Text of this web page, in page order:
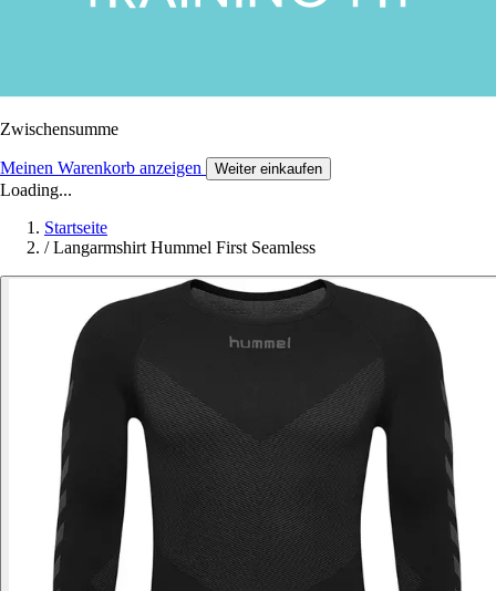
Zwischensumme
Meinen Warenkorb anzeigen Weiter einkaufen
Loading...
Startseite
/ Langarmshirt Hummel First Seamless